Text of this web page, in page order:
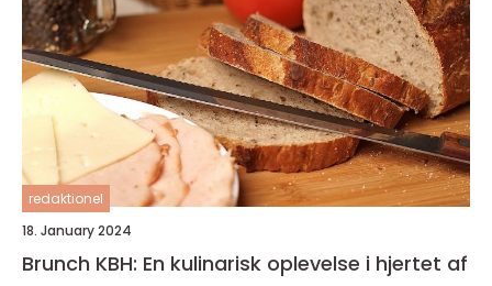
redaktionel
18. January 2024
Brunch KBH: En kulinarisk oplevelse i hjertet af